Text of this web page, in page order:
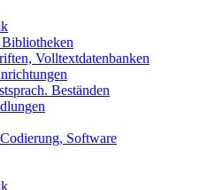
Volltextdatenbanken
Beständen
Software